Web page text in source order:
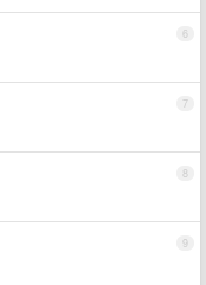
6
7
8
9